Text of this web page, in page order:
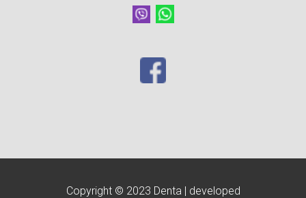
Copyright © 2023 Denta | developed